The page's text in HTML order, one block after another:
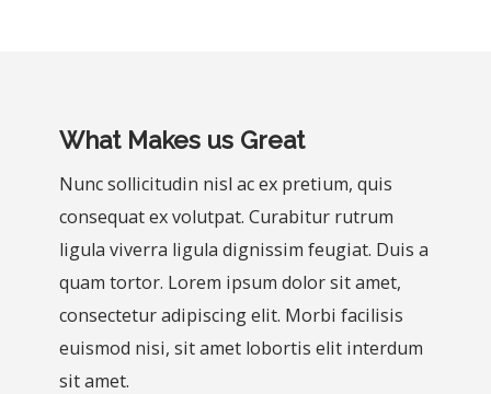
What Makes us Great
Nunc sollicitudin nisl ac ex pretium, quis
consequat ex volutpat. Curabitur rutrum
ligula viverra ligula dignissim feugiat. Duis a
quam tortor. Lorem ipsum dolor sit amet,
consectetur adipiscing elit. Morbi facilisis
euismod nisi, sit amet lobortis elit interdum
sit amet.